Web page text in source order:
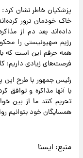
پزشکیان خاطر نشان کرد:
خاک خودمان ترور
داده‌اند بعد دم از
رژیم صهیونیستی را
همه حرفم این است که
فرصت‌های زیادی داریم؛
رئیس جمهور با طرح این
با آنها مذاکره و توافق
تحریم کنند ما از بین
همسایگان خود بتوانیم
منبع: ایسنا